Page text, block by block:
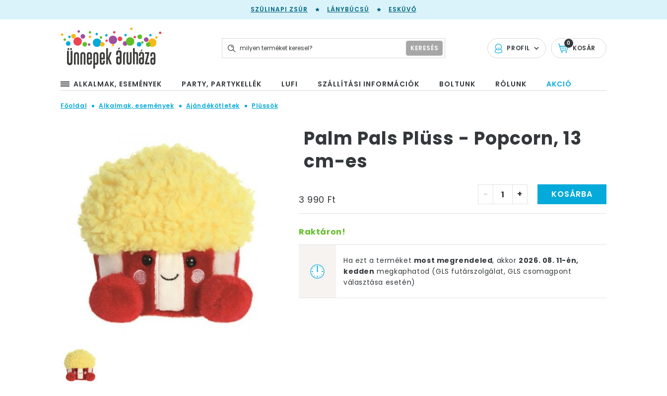
SZÜLINAPI ZSÚR LÁNYBÚCSÚ ESKÜVŐ
PROFIL KOSÁR
0
KERESÉS
ALKALMAK, ESEMÉNYEK PARTY, PARTYKELLÉK LUFI SZÁLLÍTÁSI INFORMÁCIÓK BOLTUNK RÓLUNK AKCIÓ
Főoldal Alkalmak, események Ajándékötletek Plüssök
Palm Pals Plüss - Popcorn, 13
cm-es
3 990 Ft - + KOSÁRBA
Raktáron!
Ha ezt a terméket most megrendeled, akkor 2026. 08. 11-én,
kedden megkaphatod (GLS futárszolgálat, GLS csomagpont
választása esetén)